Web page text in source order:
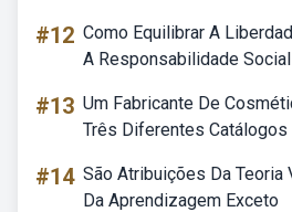
#12 Como Equilibrar A
A Responsabilidade Social
#13 Um Fabricante De
Três Diferentes Catálogos
#14 São Atribuições Da Teoria
Da Aprendizagem Exceto